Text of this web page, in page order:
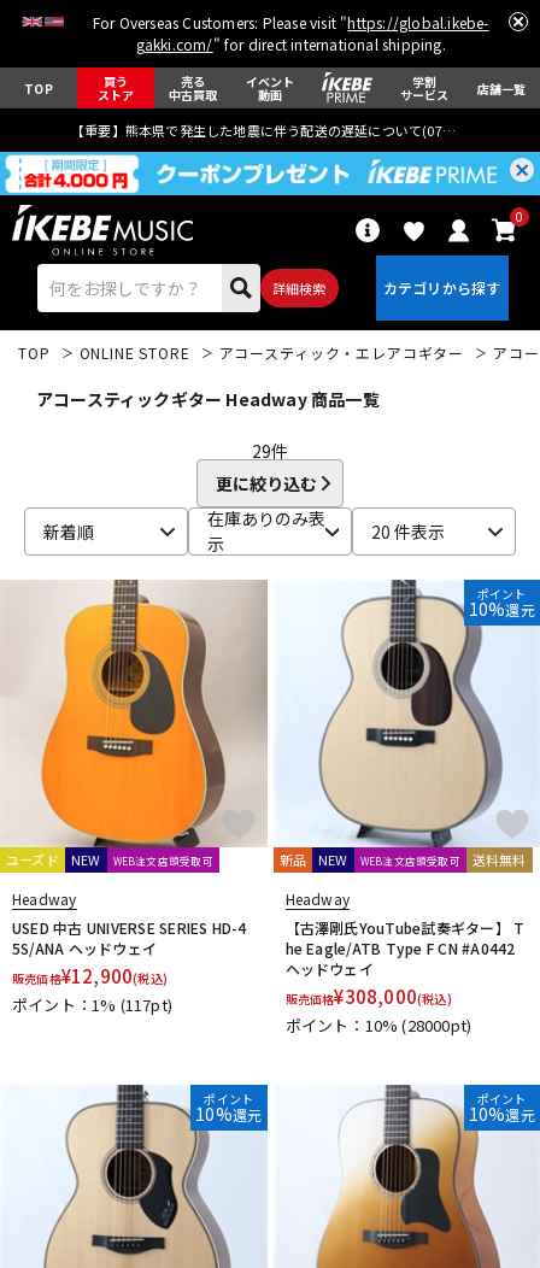
For Overseas Customers: Please visit "https://global.ikebe-
gakki.com/" for direct international shipping.
TOP 買う
ストア
売る
中古買取
イベント
動画
学割
サービス 店舗一覧
【重要】熊本県で発生した地震に伴う配送の遅延について(07月29日
詳細検索
0
ベース ウクレレ
ドラム パーカッション
キーボード 電子ピアノ
管楽器 その他楽器
アンプ エフェクター
DJ機器 DTM
DTM オンライン納品 レコーディング機器
配信/ライブ機器 楽器アクセサリ
TOP ONLINE STORE アコースティック・エレアコギター アコ
アコースティックギター Headway 商品一覧
29件
更に絞り込む
新着順
在庫ありのみ表
示
20 件表示
ユーズド NEW WEB注文店頭受取可
Headway
USED 中古 UNIVERSE SERIES HD-4
5S/ANA ヘッドウェイ
販売価格¥12,900(税込)
ポイント：1% (117pt)
ポイント
10%還元
新品 NEW WEB注文店頭受取可 送料無料
Headway
【古澤剛氏YouTube試奏ギター】 T
he Eagle/ATB Type F CN #A0442
ヘッドウェイ
販売価格¥308,000(税込)
ポイント：10%(28000pt)
ポイント
10%還元
ポイント
10%還元